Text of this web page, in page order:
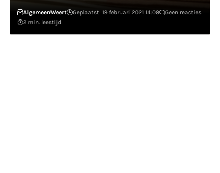
AlgemeenWeert Geplaatst: 19 februari 2021 14:09
Geen reacties
2 min. leestijd